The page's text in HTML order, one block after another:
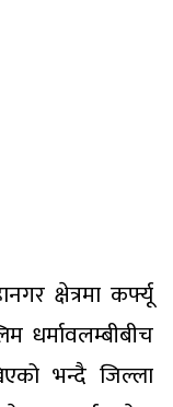
क्षेत्रमा कर्फ्यू
धर्मावलम्बीबीच
भन्दै जिल्ला